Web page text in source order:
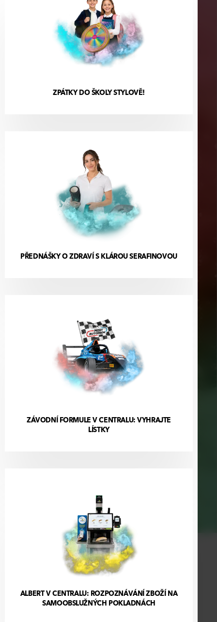
ZPÁTKY DO ŠKOLY STYLOVĚ!
PŘEDNÁŠKY O ZDRAVÍ S KLÁROU SERAFINOVOU
ZÁVODNÍ FORMULE V CENTRALU: VYHRAJTE
LÍSTKY
ALBERT V CENTRALU: ROZPOZNÁVÁNÍ ZBOŽÍ NA
SAMOOBSLUŽNÝCH POKLADNÁCH